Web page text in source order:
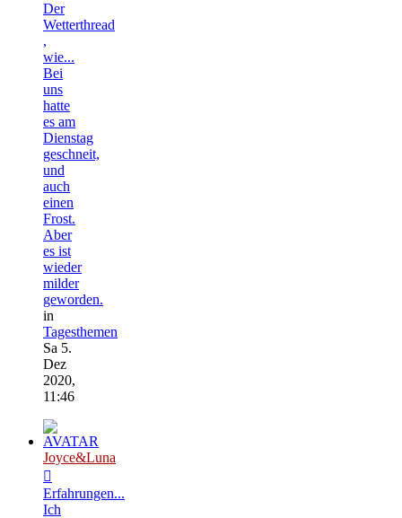
Der
Wetterthread
,
wie...
Bei
uns
hatte
es am
Dienstag
geschneit,
und
auch
einen
Frost.
Aber
es ist
wieder
milder
geworden.
in
Tagesthemen
Sa 5.
Dez
2020,
11:46
Joyce&Luna
Erfahrungen...
Ich